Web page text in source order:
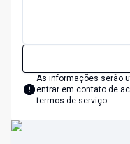
As informações serão
entrar em contato de
termos de serviço